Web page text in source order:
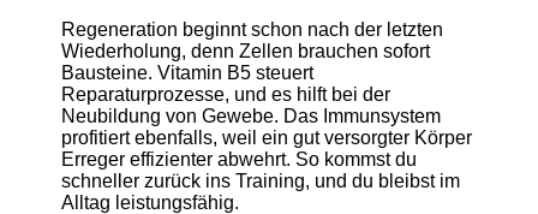
Regeneration beginnt schon nach der letzten
Wiederholung, denn Zellen brauchen sofort
Bausteine. Vitamin B5 steuert
Reparaturprozesse, und es hilft bei der
Neubildung von Gewebe. Das Immunsystem
profitiert ebenfalls, weil ein gut versorgter Körper
Erreger effizienter abwehrt. So kommst du
schneller zurück ins Training, und du bleibst im
Alltag leistungsfähig.